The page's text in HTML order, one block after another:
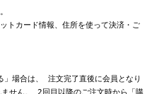
トカード情報、住所を使って決済・ご
場合は、 注文完了直後に会員となり